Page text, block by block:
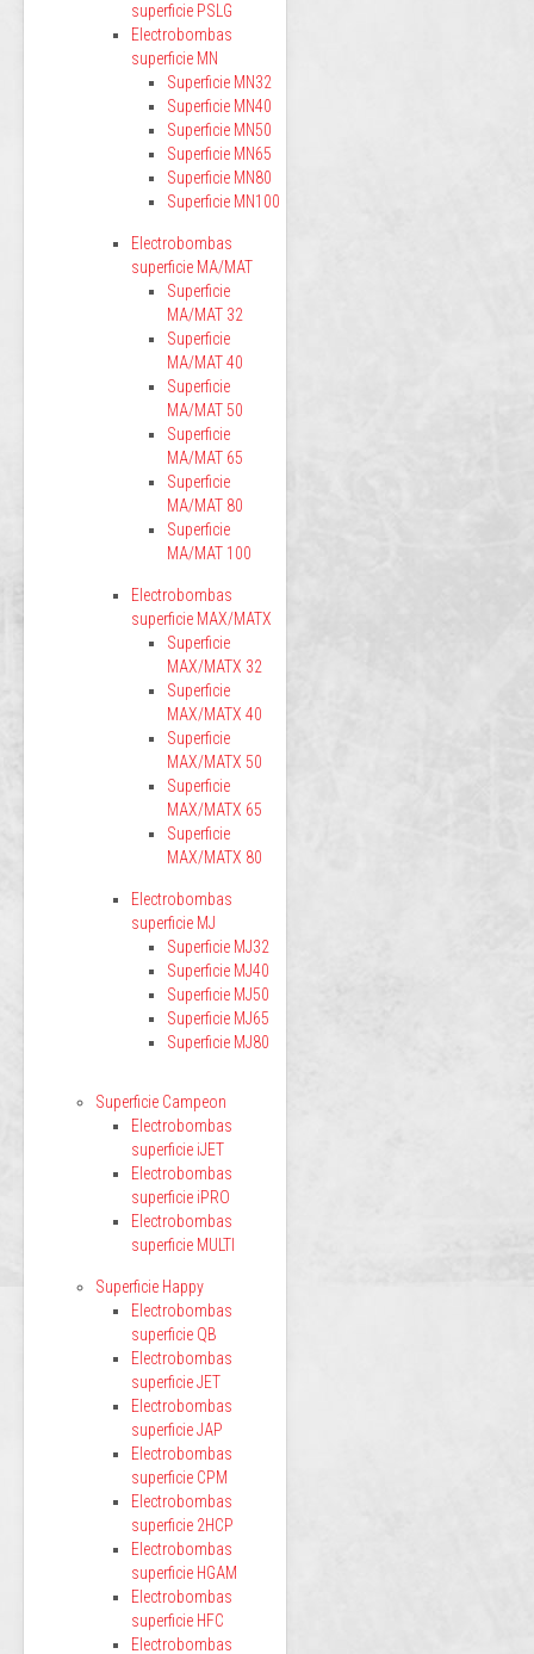
superficie PSLG
Electrobombas
superficie MN
Superficie MN32
Superficie MN40
Superficie MN50
Superficie MN65
Superficie MN80
Superficie MN100
Electrobombas
superficie MA/MAT
Superficie
MA/MAT 32
Superficie
MA/MAT 40
Superficie
MA/MAT 50
Superficie
MA/MAT 65
Superficie
MA/MAT 80
Superficie
MA/MAT 100
Electrobombas
superficie MAX/MATX
Superficie
MAX/MATX 32
Superficie
MAX/MATX 40
Superficie
MAX/MATX 50
Superficie
MAX/MATX 65
Superficie
MAX/MATX 80
Electrobombas
superficie MJ
Superficie MJ32
Superficie MJ40
Superficie MJ50
Superficie MJ65
Superficie MJ80
Superficie Campeon
Electrobombas
superficie iJET
Electrobombas
superficie iPRO
Electrobombas
superficie MULTI
Superficie Happy
Electrobombas
superficie QB
Electrobombas
superficie JET
Electrobombas
superficie JAP
Electrobombas
superficie CPM
Electrobombas
superficie 2HCP
Electrobombas
superficie HGAM
Electrobombas
superficie HFC
Electrobombas